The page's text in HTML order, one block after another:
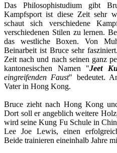
Das Philosophistudium gibt
Kampfsport ist diese Zeit sehr
schaut sich verschiedene
verschiedenen Stilen zu lernen.
das westliche Boxen. Von
Beinarbeit ist Bruce sehr
Zeit nach und nach seinen ganz
kantonesischen Namen "Jeet
eingreifenden Faust" bedeutet.
Vater in Hong Kong.
Bruce zieht nach Hong Kong
Dort soll er angeblich weitere
wird seine Kung Fu Schule in
Lee Joe Lewis, einen
Beide trainieren eineinhalb Jahre